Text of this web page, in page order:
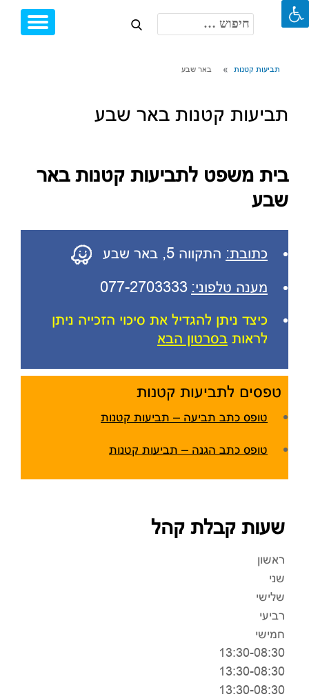
חיפוש:
תביעות קטנות באר שבע
תביעות קטנות באר שבע
בית משפט לתביעות קטנות באר
שבע
כתובת: התקווה 5, באר שבע
מענה טלפוני: 077-2703333
כיצד ניתן להגדיל את סיכוי הזכייה ניתן
לראותבסרטון הבא
טפסים לתביעות קטנות
טופס כתב תביעה – תביעות קטנות
טופס כתב הגנה – תביעות קטנות
שעות קבלת קהל
ראשון
שני
שלישי
רביעי
חמישי
13:30-08:30
13:30-08:30
13:30-08:30